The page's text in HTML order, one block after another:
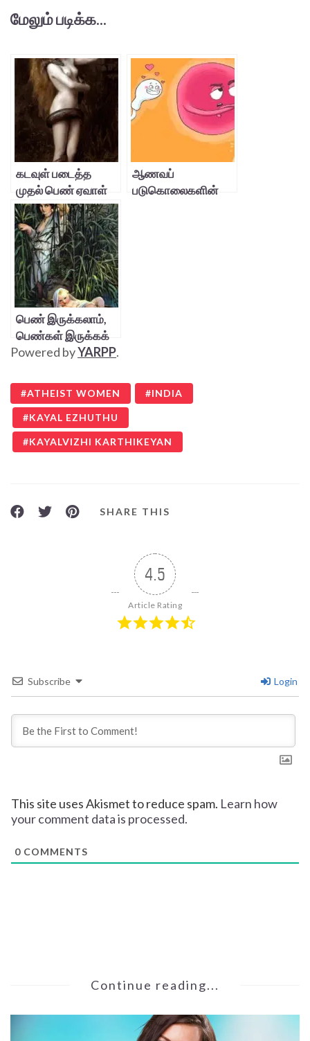
மேலும் படிக்க...
கடவுள் படைத்த
முதல் பெண் ஏவாள்
அல்ல, லிலித்!
ஆணவப்
படுகொலைகளின்
பெண் இருக்கலாம்,
பெண்கள் இருக்கக்
கூடாது!
Powered byYARPP.
ATHEIST WOMEN INDIA
KAYAL EZHUTHU
KAYALVIZHI KARTHIKEYAN
SHARE THIS
4.5
Article Rating
Subscribe Login
This site uses Akismet to reduce spam. Learn how
your comment data is processed.
0 COMMENTS
Continue reading...